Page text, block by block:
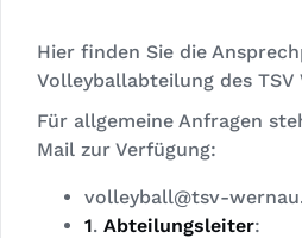
Hier finden Sie die
Volleyballabteilung des TSV
Für allgemeine Anfragen
Mail zur Verfügung:
volleyball@tsv-
1. Abteilungsleiter: